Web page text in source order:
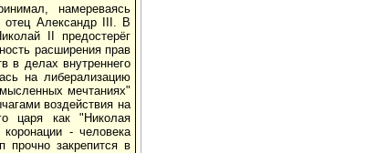
намереваясь
отец Александр III. В
II предостерёг
расширения прав
в делах внутреннего
на либерализацию
мечтаниях"
воздействия на
царя как "Николая
- человека
прочно закрепится в